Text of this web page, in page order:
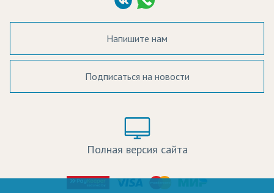
Напишите нам
Подписаться на новости
Полная версия сайта